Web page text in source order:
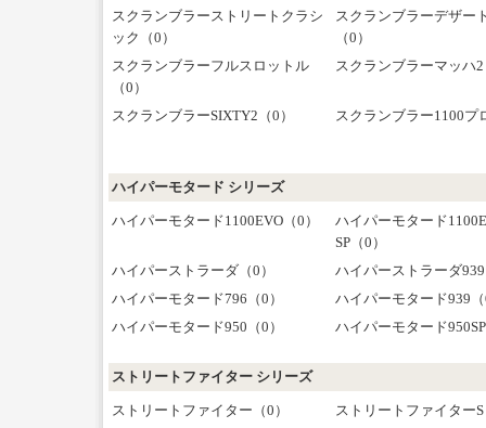
スクランブラーストリートクラシ
ック（0）
スクランブラーデザー
（0）
スクランブラーフルスロットル
（0）
スクランブラーマッハ
スクランブラーSIXTY2（0） スクランブラー1100プ
ハイパーモタード シリーズ
ハイパーモタード1100EVO（0）
ハイパーモタード
SP（0）
ハイパーストラーダ（0）
ハイパーストラーダ
ハイパーモタード796（0）
ハイパーモタード939
ハイパーモタード950（0）
ハイパーモタード
ストリートファイター シリーズ
ストリートファイター（0）
ストリートファイター